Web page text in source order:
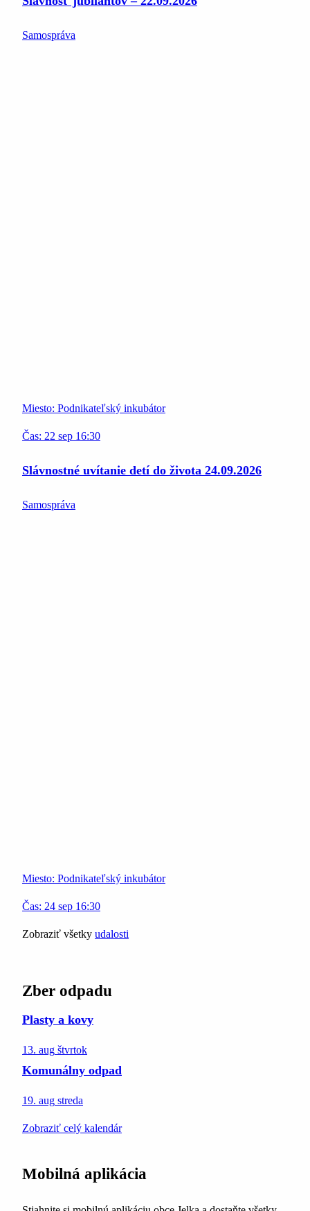
Samospráva
Miesto: Podnikateľský inkubátor
Čas: 22 sep 16:30
Slávnostné uvítanie detí do života 24.09.2026
Samospráva
Miesto: Podnikateľský inkubátor
Čas: 24 sep 16:30
Zobraziť všetky udalosti
Zber odpadu
Plasty a kovy
13. aug štvrtok
Komunálny odpad
19. aug streda
Zobraziť celý kalendár
Mobilná aplikácia